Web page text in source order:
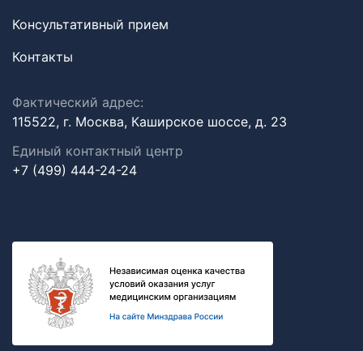
Консультативный прием
Контакты
Фактический адрес:
115522, г. Москва, Каширское шоссе, д. 23
Единый контактный центр
+7 (499) 444-24-24